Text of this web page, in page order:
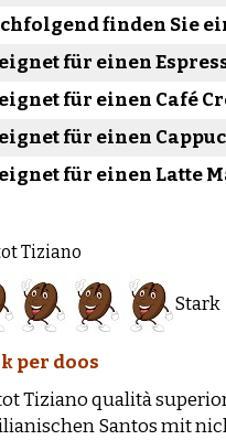
finden Sie
für einen
für einen Café
für einen
für einen Latte
Tiziano
Stark
per doos
Tiziano qualità
Santos mit